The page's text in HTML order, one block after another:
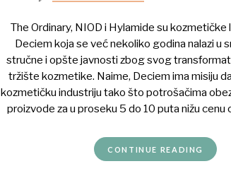
The Ordinary, NIOD i Hylamide su kozmetičke
Deciem koja se već nekoliko godina nalazi u
stručne i opšte javnosti zbog svog
tržište kozmetike. Naime, Deciem ima misiju
kozmetičku industriju tako što potrošačima
proizvode za u proseku 5 do 10 puta nižu
CONTINUE READING